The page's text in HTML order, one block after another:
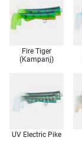
Fire Tiger
(Kampanj)
UV Electric Pike